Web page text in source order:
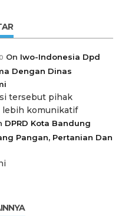
On Iwo-Indonesia Dpd
Dengan Dinas
tersebut pihak
lebih komunikatif
DPRD Kota Bandung
Pangan, Pertanian Dan